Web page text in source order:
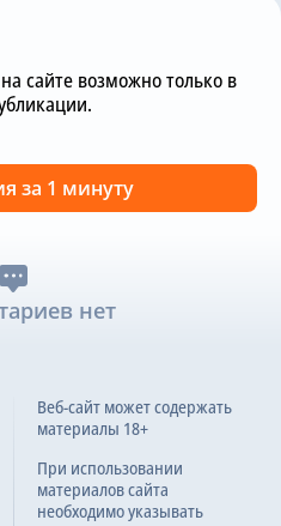
сайте возможно только в
за 1 минуту
нет
Веб-сайт может содержать
материалы 18+
При использовании
материалов сайта
необходимо указывать